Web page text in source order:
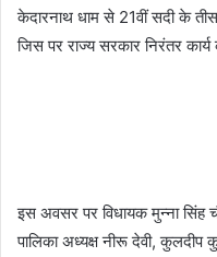
केदारनाथ धाम से 21वीं सदी के
जिस पर राज्य सरकार निरंतर कार्य
इस अवसर पर विधायक मुन्ना सिंह
पालिका अध्यक्ष नीरू देवी, कुलदीप